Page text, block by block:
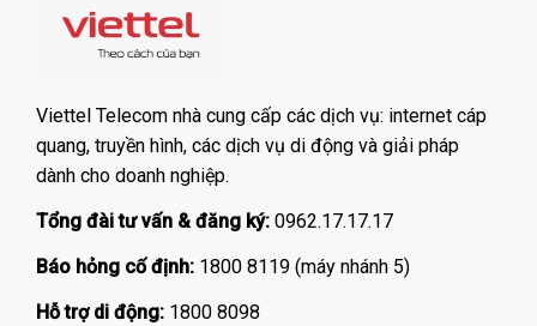
Viettel Telecom nhà cung cấp các dịch vụ: internet cáp
quang, truyền hình, các dịch vụ di động và giải pháp
dành cho doanh nghiệp.
Tổng đài tư vấn & đăng ký: 0962.17.17.17
Báo hỏng cố định: 1800 8119 (máy nhánh 5)
Hỗ trợ di động: 1800 8098